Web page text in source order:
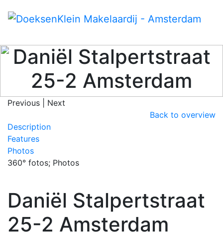
Daniël Stalpertstraat
25-2 Amsterdam
Previous
Next
Back to overview
Description
Features
Photos
360° fotos; Photos
Daniël Stalpertstraat
25-2 Amsterdam